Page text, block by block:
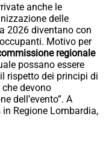
anche le
delle
2026 diventano con
Motivo per
regionale
possano essere
rispetto dei principi di
che devono
dell’evento”. A
Regione Lombardia,